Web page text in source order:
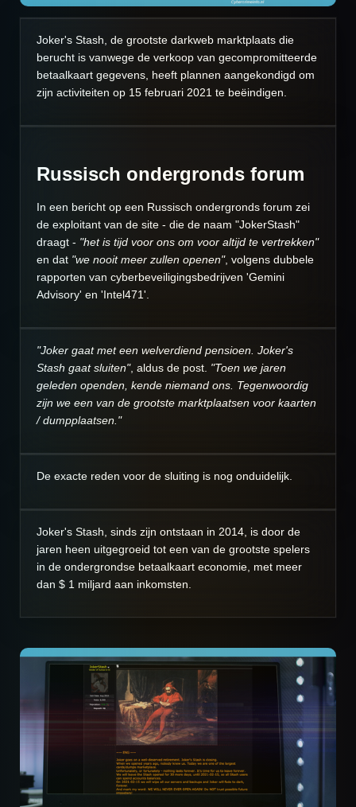
Joker's Stash, de grootste darkweb marktplaats die
berucht is vanwege de verkoop van gecompromitteerde
betaalkaart gegevens, heeft plannen aangekondigd om
zijn activiteiten op 15 februari 2021 te beëindigen.
Russisch ondergronds forum
In een bericht op een Russisch ondergronds forum zei
de exploitant van de site - die de naam "JokerStash"
draagt ​​- "het is tijd voor ons om voor altijd te vertrekken"
en dat "we nooit meer zullen openen", volgens dubbele
rapporten van cyberbeveiligingsbedrijven 'Gemini
Advisory' en 'Intel471'.
"Joker gaat met een welverdiend pensioen. Joker's
Stash gaat sluiten", aldus de post. "Toen we jaren
geleden openden, kende niemand ons. Tegenwoordig
zijn we een van de grootste marktplaatsen voor kaarten
/ dumpplaatsen."
De exacte reden voor de sluiting is nog onduidelijk.
Joker's Stash, sinds zijn ontstaan ​​in 2014, is door de
jaren heen uitgegroeid tot een van de grootste spelers
in de ondergrondse betaalkaart economie, met meer
dan $ 1 miljard aan inkomsten.